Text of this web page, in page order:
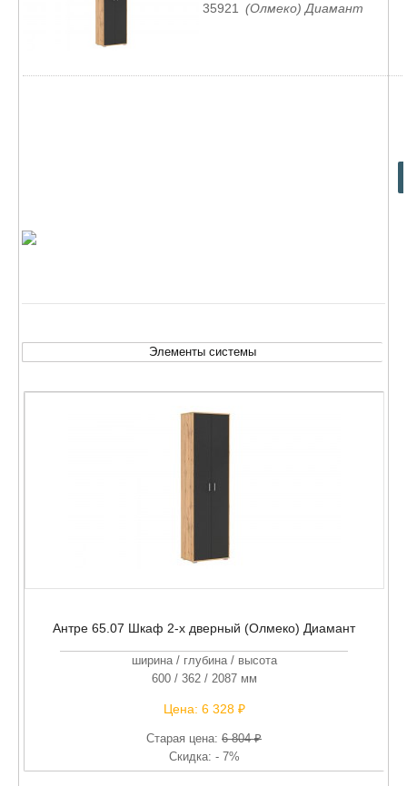
35921
(Олмеко) Диамант
Элементы системы
Антре 65.07 Шкаф 2-х дверный (Олмеко) Диамант
ширина / глубина / высота
600 / 362 / 2087 мм
Цена: 6 328 ₽
Старая цена: 6 804 ₽
Скидка: - 7%